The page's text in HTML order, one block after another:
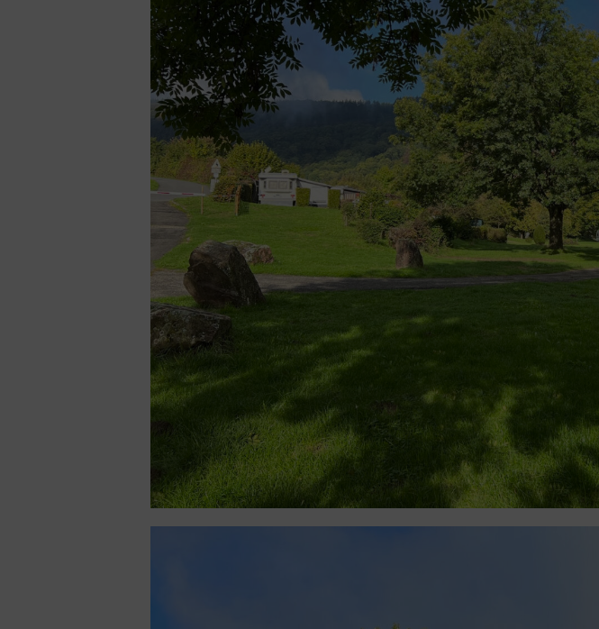
Ihre Arbeit machen
Wir haben hier viel Respekt !
Liebe Grüsse an de chef den
lieben Wikkiner !
Bahn fährt....Platzwart sehr
nett und es wird den
Campern vertraut ....hier wird
Bar bezahlt...